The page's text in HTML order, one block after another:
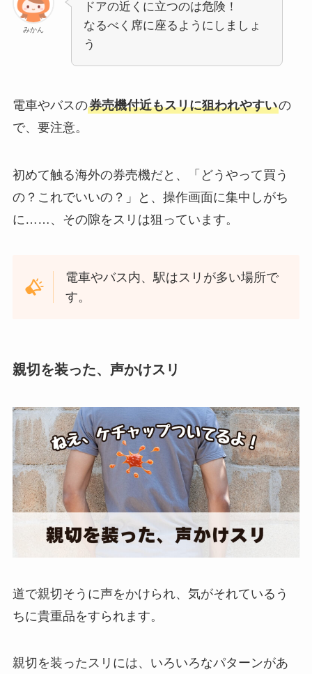
みかん
ドアの近くに立つのは危険！
なるべく席に座るようにしましょ
う
電車やバスの券売機付近もスリに狙われやすいの
で、要注意。
初めて触る海外の券売機だと、「どうやって買う
の？これでいいの？」と、操作画面に集中しがち
に……、その隙をスリは狙っています。
電車やバス内、駅はスリが多い場所で
す。
親切を装った、声かけスリ
道で親切そうに声をかけられ、気がそれているう
ちに貴重品をすられます。
親切を装ったスリには、いろいろなパターンがあ